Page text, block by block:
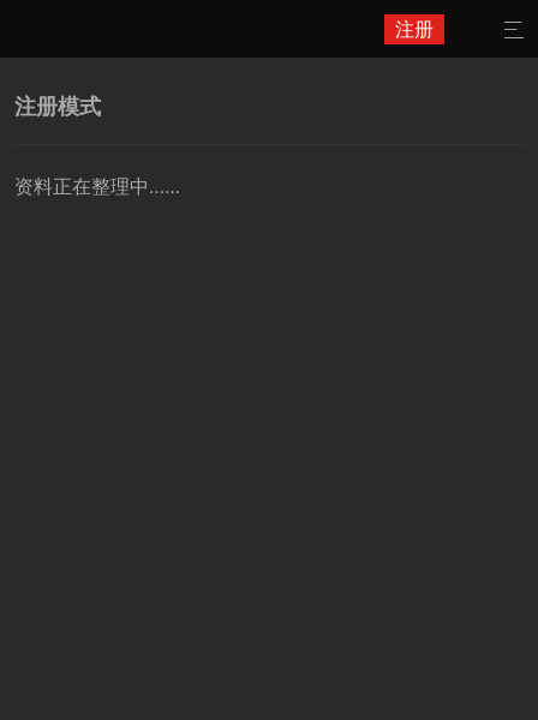
注册 
注册模式
资料正在整理中……